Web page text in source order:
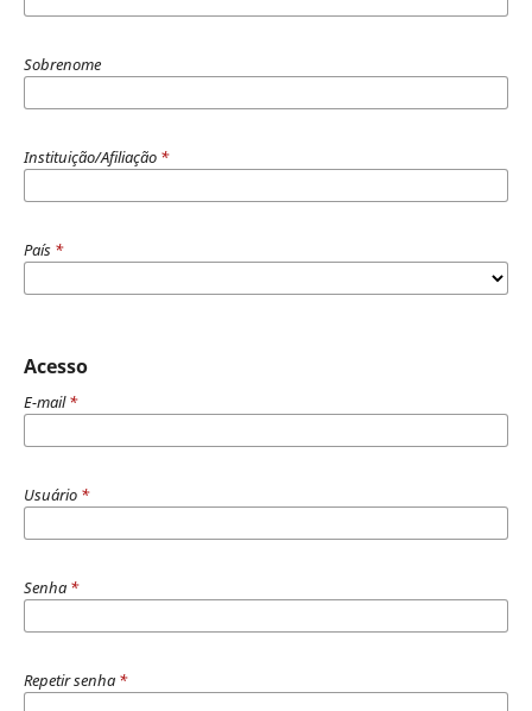
Sobrenome
Instituição/Afiliação *
País *
Acesso
E-mail*
Usuário *
Senha *
Repetir senha *